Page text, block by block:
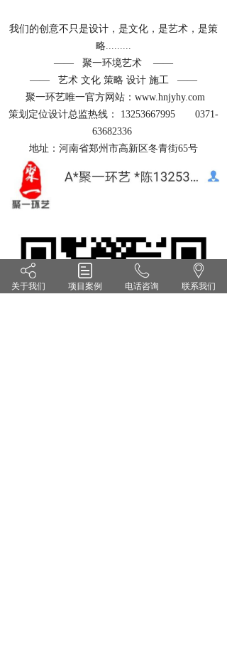
我们的创意不只是设计，是文化，是艺术，是策
略.........
—— 聚一环境艺术 ——
—— 艺术 文化 策略 设计 施工 ——
聚一环艺唯一官方网站：www.hnjyhy.com
策划定位设计总监热线： 13253667995 0371-
63682336
地址：河南省郑州市高新区冬青街65号
关于我们 项目案例 电话咨询 联系我们